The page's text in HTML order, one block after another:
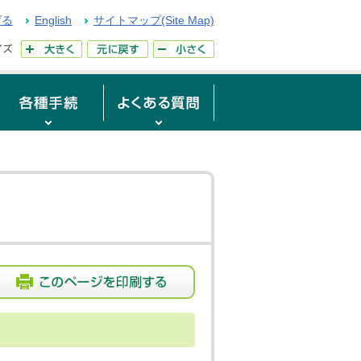
English サイトマップ(Site Map)